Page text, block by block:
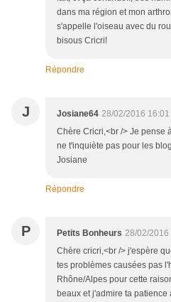
dans ma région et mon
s'appelle l'oiseau avec du
bisous Cricri!
Répondre
J Josiane64 28/02/2016 16:01
Chère Cricri,<br /> Je pense
ne t'inquiète pas pour les
Josiane
Répondre
P Petits Bonheurs 28/02/2016
Chère cricri,<br /> j'espère
tes problèmes causées pas
Rhône/Alpes pour cette
beaux et j'admire ta